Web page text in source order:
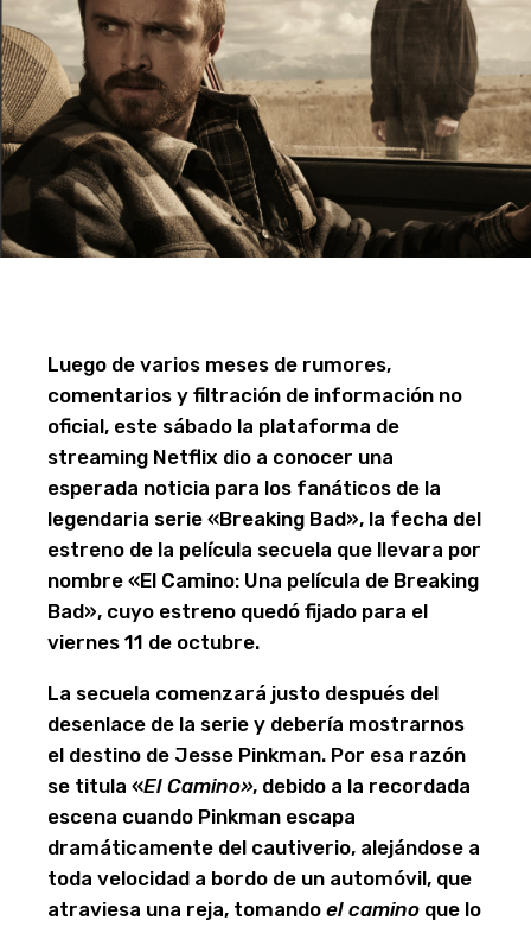
Luego de varios meses de rumores,
comentarios y filtración de información no
oficial, este sábado la plataforma de
streaming Netflix dio a conocer una
esperada noticia para los fanáticos de la
legendaria serie «Breaking Bad», la fecha del
estreno de la película secuela que llevara por
nombre «El Camino: Una película de Breaking
Bad», cuyo estreno quedó fijado para el
viernes 11 de octubre.
La secuela comenzará justo después del
desenlace de la serie y debería mostrarnos
el destino de Jesse Pinkman. Por esa razón
se titula «El Camino», debido a la recordada
escena cuando Pinkman escapa
dramáticamente del cautiverio, alejándose a
toda velocidad a bordo de un automóvil, que
atraviesa una reja, tomando el camino que lo